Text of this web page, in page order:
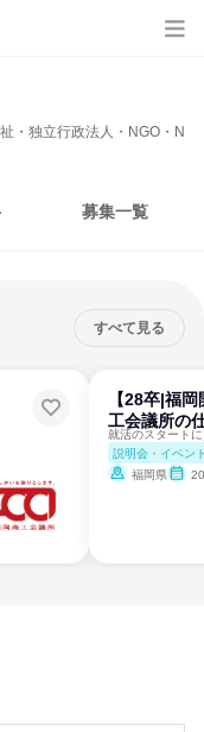
・独立行政法人・NGO・N
募集一覧
すべて見る
【28卒|福
工会議所の
説明会・イベン
福岡県